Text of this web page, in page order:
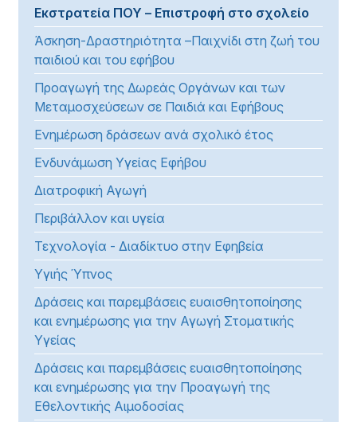
Εκστρατεία ΠΟΥ – Επιστροφή στο σχολείο
Άσκηση-Δραστηριότητα –Παιχνίδι στη ζωή του
παιδιού και του εφήβου
Προαγωγή της Δωρεάς Οργάνων και των
Μεταμοσχεύσεων σε Παιδιά και Εφήβους
Ενημέρωση δράσεων ανά σχολικό έτος
Ενδυνάμωση Υγείας Εφήβου
Διατροφική Αγωγή
Περιβάλλον και υγεία
Τεχνολογία - Διαδίκτυο στην Εφηβεία
Υγιής Ύπνος
Δράσεις και παρεμβάσεις ευαισθητοποίησης
και ενημέρωσης για την Αγωγή Στοματικής
Υγείας
Δράσεις και παρεμβάσεις ευαισθητοποίησης
και ενημέρωσης για την Προαγωγή της
Εθελοντικής Αιμοδοσίας